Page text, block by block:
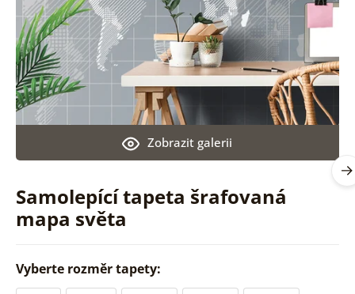
Samolepící tapeta šrafovaná
mapa světa
Zobrazit galerii
Vyberte rozměr tapety: